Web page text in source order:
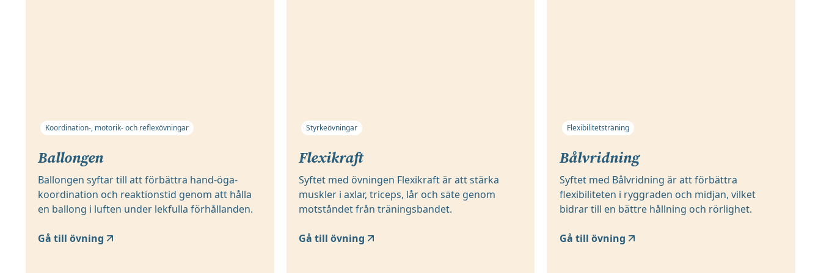
Koordination-, motorik- och reflexövningar
Ballongen
Ballongen syftar till att förbättra hand-öga-
koordination och reaktionstid genom att hålla
en ballong i luften under lekfulla förhållanden.
Gå till övning
Styrkeövningar
Flexikraft
Syftet med övningen Flexikraft är att stärka
muskler i axlar, triceps, lår och säte genom
motståndet från träningsbandet.
Gå till övning
Flexibilitetsträning
Bålvridning
Syftet med Bålvridning är att förbättra
flexibiliteten i ryggraden och midjan, vilket
bidrar till en bättre hållning och rörlighet.
Gå till övning